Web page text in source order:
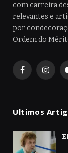
com carreira
relevantes e
por
Ordem do
Facebook
Ultimos